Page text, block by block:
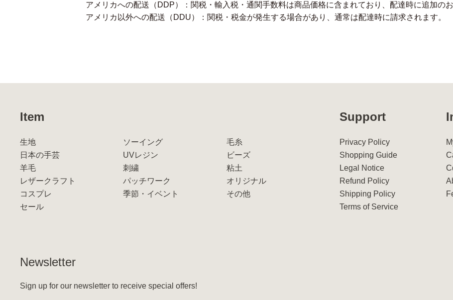
アメリカへの配送（DDP）：関税・輸入税・通関手数料は商品価格に含まれており、配達時に追加の
アメリカ以外への配送（DDU）：関税・税金が発生する場合があり、通常は配達時に請求されます。
Item
生地 ソーイング
毛糸
日本の手芸
UVレジン
ビーズ
羊毛
刺繍
粘土
レザークラフト
パッチワーク
オリジナル
コスプレ
季節・イベント
その他
セール
Support
Privacy Policy
Shopping Guide
Legal Notice
Refund Policy
Shipping Policy
Terms of Service
Newsletter
Sign up for our newsletter to receive special offers!